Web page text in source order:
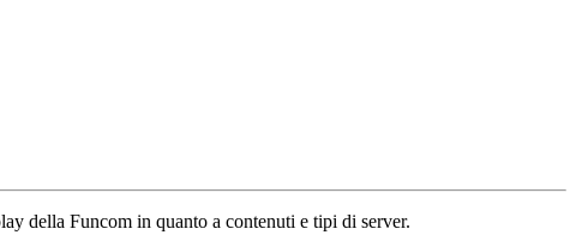
della Funcom in quanto a contenuti e tipi di server.